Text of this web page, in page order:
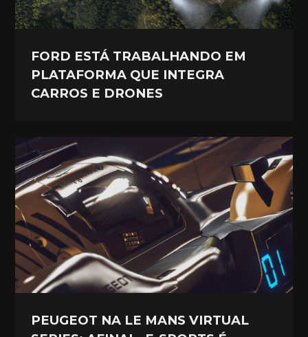
FORD ESTÁ TRABALHANDO EM
PLATAFORMA QUE INTEGRA
CARROS E DRONES
PEUGEOT NA LE MANS VIRTUAL